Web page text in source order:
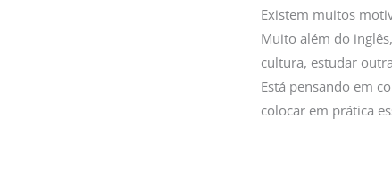
Existem muitos
Muito além do
cultura, estudar
Está pensando em
colocar em prática